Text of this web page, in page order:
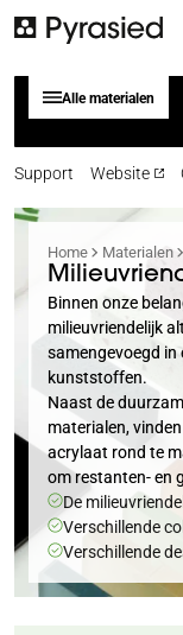
Alle materialen
Support Website
Home Materialen
Binnen onze
milieuvriendelijk
samengevoegd in
kunststoffen.
Naast de
materialen,
acrylaat rond te
om restanten- en
De
Verschillende
Verschillende